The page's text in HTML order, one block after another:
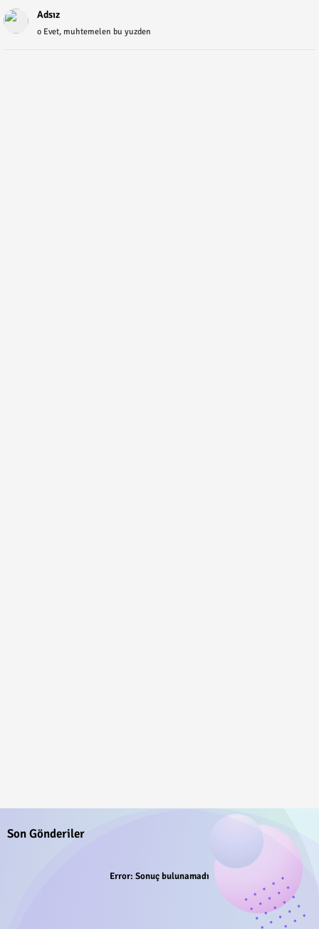
Adsız
o Evet, muhtemelen bu yuzden
Son Gönderiler
Error: Sonuç bulunamadı